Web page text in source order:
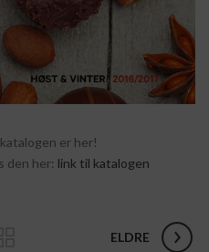
er her!
den her: link til katalogen
ELDRE